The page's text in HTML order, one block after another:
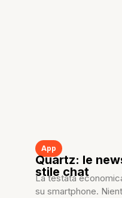
App
Quartz: le
stile chat
La testata
su smartphone.